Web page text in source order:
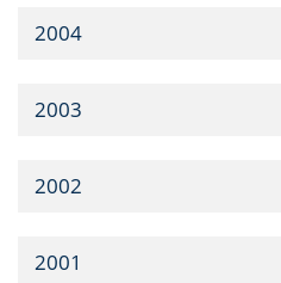
2004
2003
2002
2001